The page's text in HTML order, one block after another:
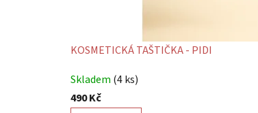
KOSMETICKÁ TAŠTIČKA - PIDI
hodnocení
produktu
Skladem (4 ks)
490 Kč